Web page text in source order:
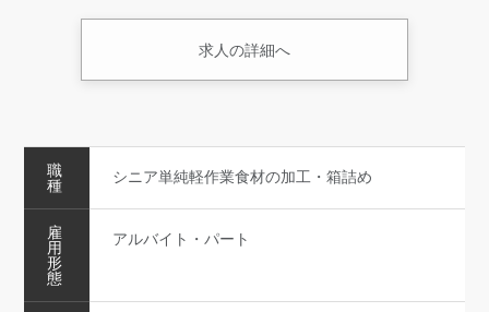
求人の詳細へ
職
種 シニア単純軽作業食材の加工・箱詰め
雇
用
形
態
アルバイト・パート